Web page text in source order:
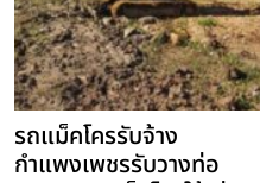
รถแม็คโครรับจ้าง
กำแพงเพชรรับวางท่อ